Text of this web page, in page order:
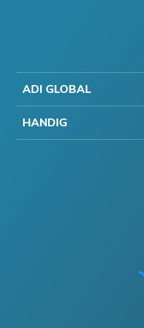
ADI GLOBAL
HANDIG